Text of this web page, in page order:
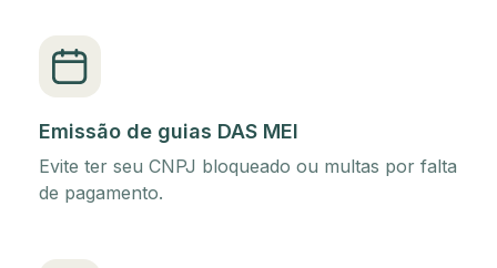
Emissão de guias DAS MEI
Evite ter seu CNPJ bloqueado ou multas por falta
de pagamento.